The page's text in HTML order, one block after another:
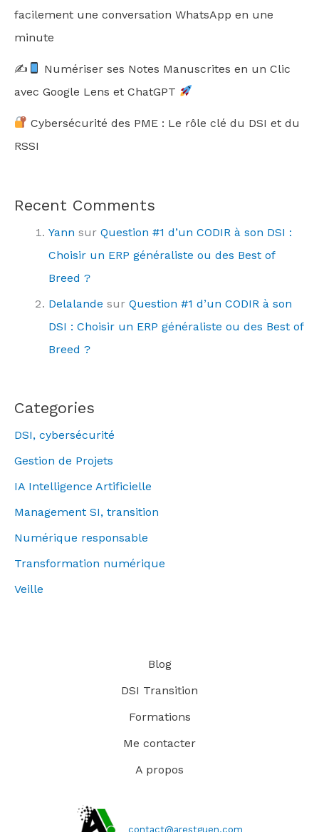
facilement une conversation WhatsApp en une
minute
✍
Numériser ses Notes Manuscrites en un Clic
avec Google Lens et ChatGPT
Cybersécurité des PME : Le rôle clé du DSI et du
RSSI
Recent Comments
Yann sur Question #1 d’un CODIR à son DSI :
Choisir un ERP généraliste ou des Best of
Breed ?
Delalande sur Question #1 d’un CODIR à son
DSI : Choisir un ERP généraliste ou des Best of
Breed ?
Categories
DSI, cybersécurité
Gestion de Projets
IA Intelligence Artificielle
Management SI, transition
Numérique responsable
Transformation numérique
Veille
Blog
DSI Transition
Formations
Me contacter
A propos
contact@arestguen.com